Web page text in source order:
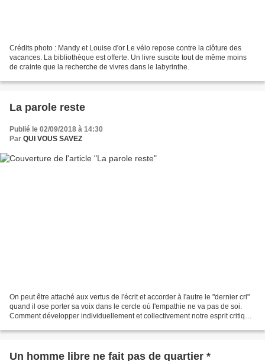
Crédits photo : Mandy et Louise d'or Le vélo repose contre la clôture des
vacances. La bibliothèque est offerte. Un livre suscite tout de même moins
de crainte que la recherche de vivres dans le labyrinthe.
La parole reste
Publié le 02/09/2018 à 14:30
Par QUI VOUS SAVEZ
On peut être attaché aux vertus de l'écrit et accorder à l'autre le "dernier cri"
quand il ose porter sa voix dans le cercle où l'empathie ne va pas de soi.
Comment développer individuellement et collectivement notre esprit critique
Un homme libre ne fait pas de quartier *